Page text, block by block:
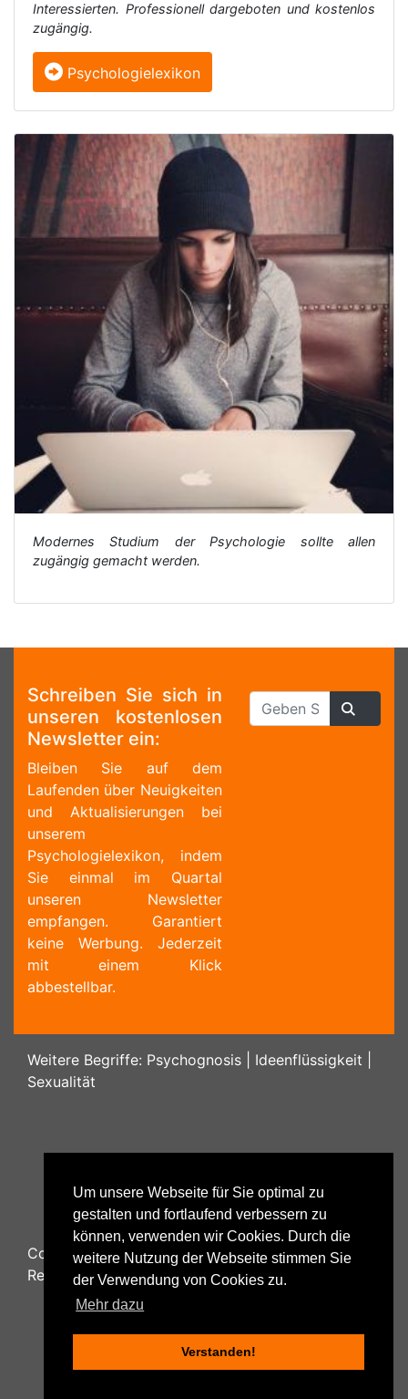
Um unsere Webseite für Sie optimal zu
gestalten und fortlaufend verbessern zu
können, verwenden wir Cookies. Durch die
weitere Nutzung der Webseite stimmen Sie
der Verwendung von Cookies zu.
Mehr dazu
Verstanden!
Interessierten. Professionell dargeboten und kostenlos
zugängig.
Psychologielexikon
Modernes Studium der Psychologie sollte allen
zugängig gemacht werden.
Schreiben Sie sich in
unseren kostenlosen
Newsletter ein:
Bleiben Sie auf dem
Laufenden über Neuigkeiten
und Aktualisierungen bei
unserem
Psychologielexikon, indem
Sie einmal im Quartal
unseren Newsletter
empfangen. Garantiert
keine Werbung. Jederzeit
mit einem Klick
abbestellbar.
Weitere Begriffe: Psychognosis Ideenflüssigkeit
Sexualität
Copyright © 2026Psychology48.com - All Rights
Reserved.
Datenschutzhinweise